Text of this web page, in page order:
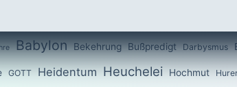
Babylon Bekehrung Bußpredigt Darbysmus
GOTT Heidentum Heuchelei Hochmut